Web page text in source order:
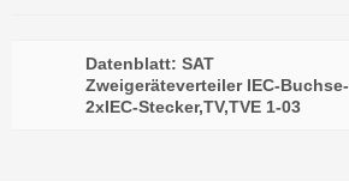
Datenblatt: SAT
Zweigeräteverteiler IEC-Buchse-
2xIEC-Stecker,TV,TVE 1-03